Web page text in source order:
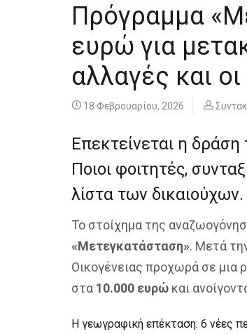
Πρόγραμμα
ευρώ για
αλλαγές και
18 Φεβρουαρίου, 2026
Επεκτείνεται η δράση
Ποιοι φοιτητές,
λίστα των δικαιούχων.
Το στοίχημα της
«Μετεγκατάσταση». Μετά
Οικογένειας προχωρά σε μια
στα 10.000 ευρώ και
Η γεωγραφική επέκταση: 6 νέες